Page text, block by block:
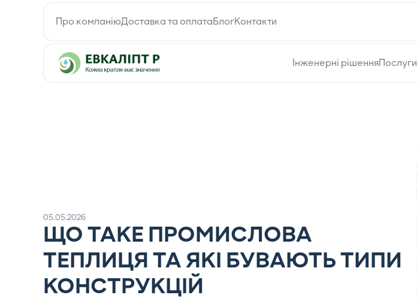
Про компаніюДоставка та оплатаБлогКонтакти
Інженерні рішенняПослуги
05.05.2026
ЩО ТАКЕ ПРОМИСЛОВА
ТЕПЛИЦЯ ТА ЯКІ БУВАЮТЬ ТИПИ
КОНСТРУКЦІЙ